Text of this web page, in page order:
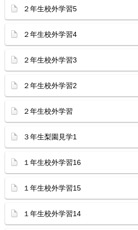
２年生校外学習5
２年生校外学習4
２年生校外学習3
２年生校外学習2
２年生校外学習
３年生梨園見学1
１年生校外学習16
１年生校外学習15
１年生校外学習14